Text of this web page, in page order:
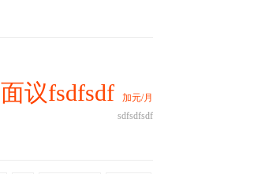
面议fsdfsdf
加元/月
sdfsdfsdf